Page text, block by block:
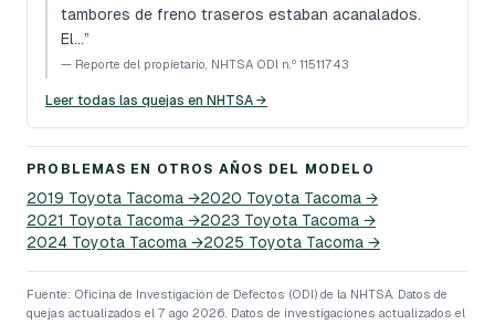
tambores de freno traseros estaban acanalados.
El…”
— Reporte del propietario, NHTSA ODI n.º 11511743
Leer todas las quejas en NHTSA →
PROBLEMAS EN OTROS AÑOS DEL MODELO
2019 Toyota Tacoma →2020 Toyota Tacoma →
2021 Toyota Tacoma →2023 Toyota Tacoma →
2024 Toyota Tacoma →2025 Toyota Tacoma →
Fuente: Oficina de Investigación de Defectos (ODI) de la NHTSA. Datos de
quejas actualizados el 7 ago 2026. Datos de investigaciones actualizados el